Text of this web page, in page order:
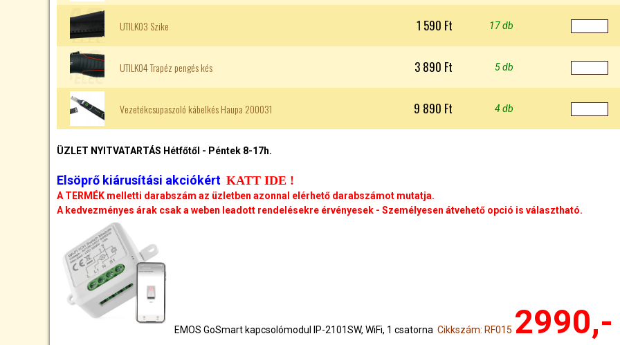
UTILK03 Szike 1 590 Ft 17 db
UTILK04 Trapéz pengés kés 3 890 Ft 5 db
Vezetékcsupaszoló kábelkés Haupa 200031 9 890 Ft 4 db
ÜZLET NYITVATARTÁS Hétfőtől - Péntek 8-17h.
Elsöprő kiárusítási akciókért KATT IDE !
A TERMÉK melletti darabszám az üzletben azonnal elérhető darabszámot mutatja.
A kedvezményes árak csak a weben leadott rendelésekre érvényesek - Személyesen átvehető opció is választható.
EMOS GoSmart kapcsolómodul IP-2101SW, WiFi, 1 csatorna Cikkszám: RF015 2990,-